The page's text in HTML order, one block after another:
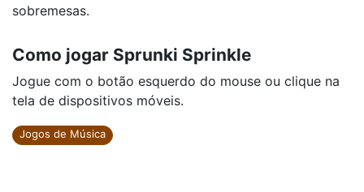
sobremesas.
Como jogar Sprunki Sprinkle
Jogue com o botão esquerdo do mouse ou clique na
tela de dispositivos móveis.
Jogos de Música